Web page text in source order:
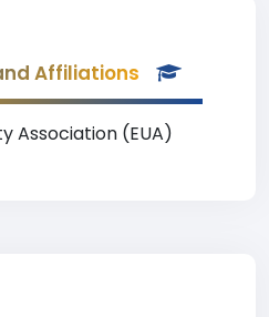
Affiliations
Association (EUA)